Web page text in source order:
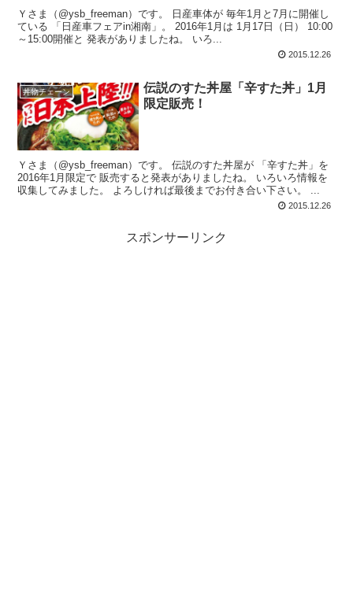
Ｙさま（@ysb_freeman）です。 日産車体が 毎年1月と7月に開催し
ている 「日産車フェアin湘南」。 2016年1月は 1月17日（日） 10:00
～15:00開催と 発表がありましたね。 いろ...
2015.12.26
丼物チェーン
伝説のすた丼屋「辛すた丼」1月
限定販売！
Ｙさま（@ysb_freeman）です。 伝説のすた丼屋が 「辛すた丼」を
2016年1月限定で 販売すると発表がありましたね。 いろいろ情報を
収集してみました。 よろしければ最後までお付き合い下さい。 ...
2015.12.26
スポンサーリンク